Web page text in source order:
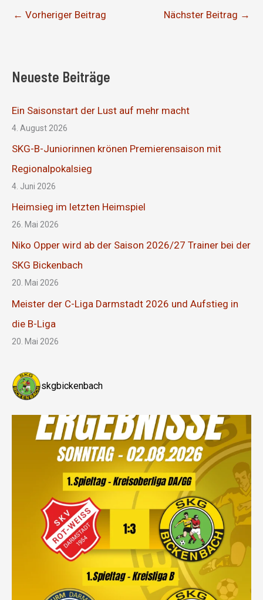
← Vorheriger Beitrag Nächster Beitrag →
Neueste Beiträge
Ein Saisonstart der Lust auf mehr macht
4. August 2026
SKG-B-Juniorinnen krönen Premierensaison mit
Regionalpokalsieg
4. Juni 2026
Heimsieg im letzten Heimspiel
26. Mai 2026
Niko Opper wird ab der Saison 2026/27 Trainer bei der
SKG Bickenbach
20. Mai 2026
Meister der C-Liga Darmstadt 2026 und Aufstieg in
die B-Liga
20. Mai 2026
skgbickenbach